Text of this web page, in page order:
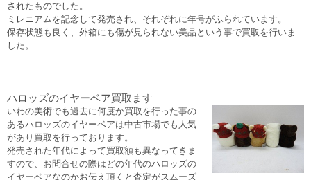
されたものでした。
ミレニアムを記念して発売され、それぞれに年号がふられています。
保存状態も良く、外箱にも傷が見られない美品という事で買取を行いま
した。
ハロッズのイヤーベア買取ます
いわの美術でも過去に何度か買取を行った事の
あるハロッズのイヤーベアは中古市場でも人気
があり買取を行っております。
発売された年代によって買取額も異なってきま
すので、お問合せの際はどの年代のハロッズの
イヤーベアなのかお伝え頂くと査定がスムーズ